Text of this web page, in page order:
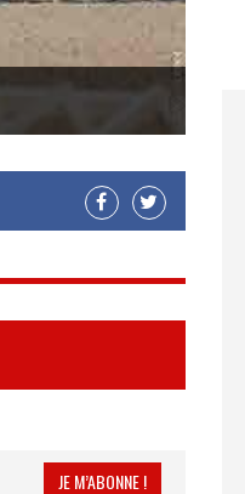
JE M’ABONNE !